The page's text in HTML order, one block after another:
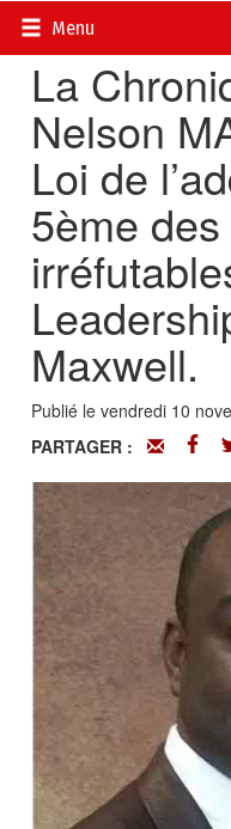
Menu
Accueil>
La
Nelson
Loi de
5ème
Maxwell.
Publié le vendredi 10
PARTAGER :